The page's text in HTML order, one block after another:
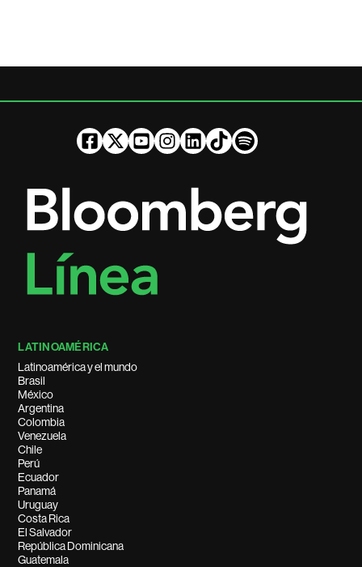
LATINOAMÉRICA
Latinoamérica y el mundo
Brasil
México
Argentina
Colombia
Venezuela
Chile
Perú
Ecuador
Panamá
Uruguay
Costa Rica
El Salvador
República Dominicana
Guatemala